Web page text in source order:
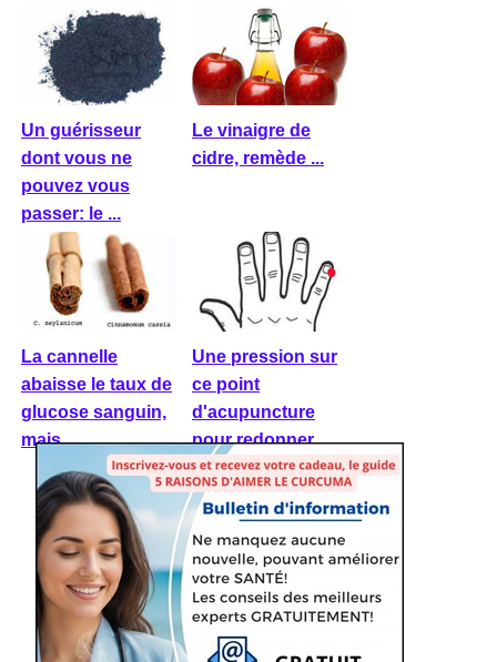
Un guérisseur
dont vous ne
pouvez vous
passer: le ...
Le vinaigre de
cidre, remède ...
La cannelle
abaisse le taux de
glucose sanguin,
mais ...
Une pression sur
ce point
d'acupuncture
pour redonner ...